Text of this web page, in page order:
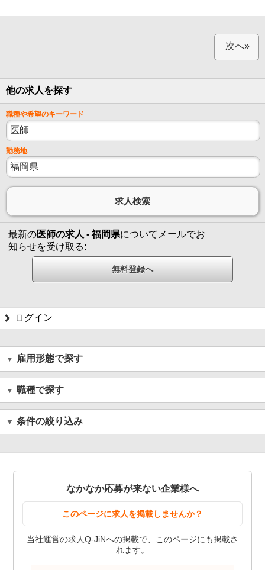
次へ»
他の求人を探す
職種や希望のキーワード
勤務地
最新の医師の求人 - 福岡県についてメールでお
知らせを受け取る:
ログイン
雇用形態で探す
職種で探す
条件の絞り込み
なかなか応募が来ない企業様へ
このページに求人を掲載しませんか？
当社運営の求人Q-JiNへの掲載で、このページにも掲載さ
れます。